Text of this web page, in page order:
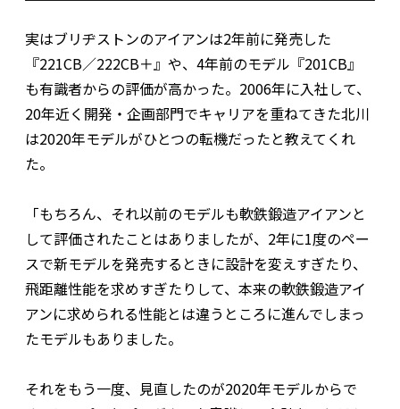
実はブリヂストンのアイアンは2年前に発売した
『221CB／222CB＋』や、4年前のモデル『201CB』
も有識者からの評価が高かった。2006年に入社して、
20年近く開発・企画部門でキャリアを重ねてきた北川
は2020年モデルがひとつの転機だったと教えてくれ
た。
「もちろん、それ以前のモデルも軟鉄鍛造アイアンと
して評価されたことはありましたが、2年に1度のペー
スで新モデルを発売するときに設計を変えすぎたり、
飛距離性能を求めすぎたりして、本来の軟鉄鍛造アイ
アンに求められる性能とは違うところに進んでしまっ
たモデルもありました。
それをもう一度、見直したのが2020年モデルからで